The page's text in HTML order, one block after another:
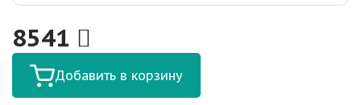
8541
Добавить в корзину